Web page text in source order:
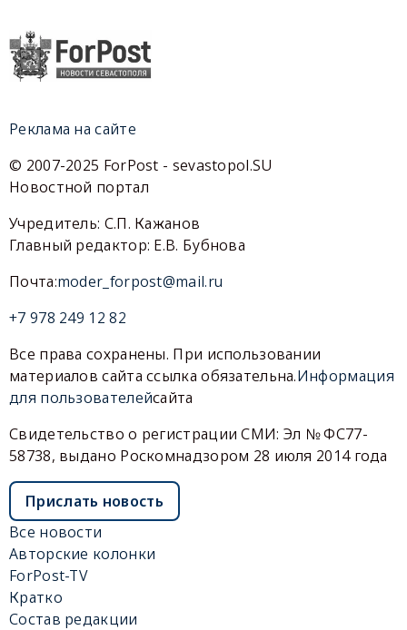
Реклама на сайте
© 2007-2025 ForPost - sevastopol.SU
Новостной портал
Учредитель: С.П. Кажанов
Главный редактор: Е.В. Бубнова
Почта:moder_forpost@mail.ru
+7 978 249 12 82
Все права сохранены. При использовании
материалов сайта ссылка обязательна.Информация
для пользователейсайта
Свидетельство о регистрации СМИ: Эл № ФС77-
58738, выдано Роскомнадзором 28 июля 2014 года
Прислать новость
Все новости
Авторские колонки
ForPost-TV
Кратко
Состав редакции